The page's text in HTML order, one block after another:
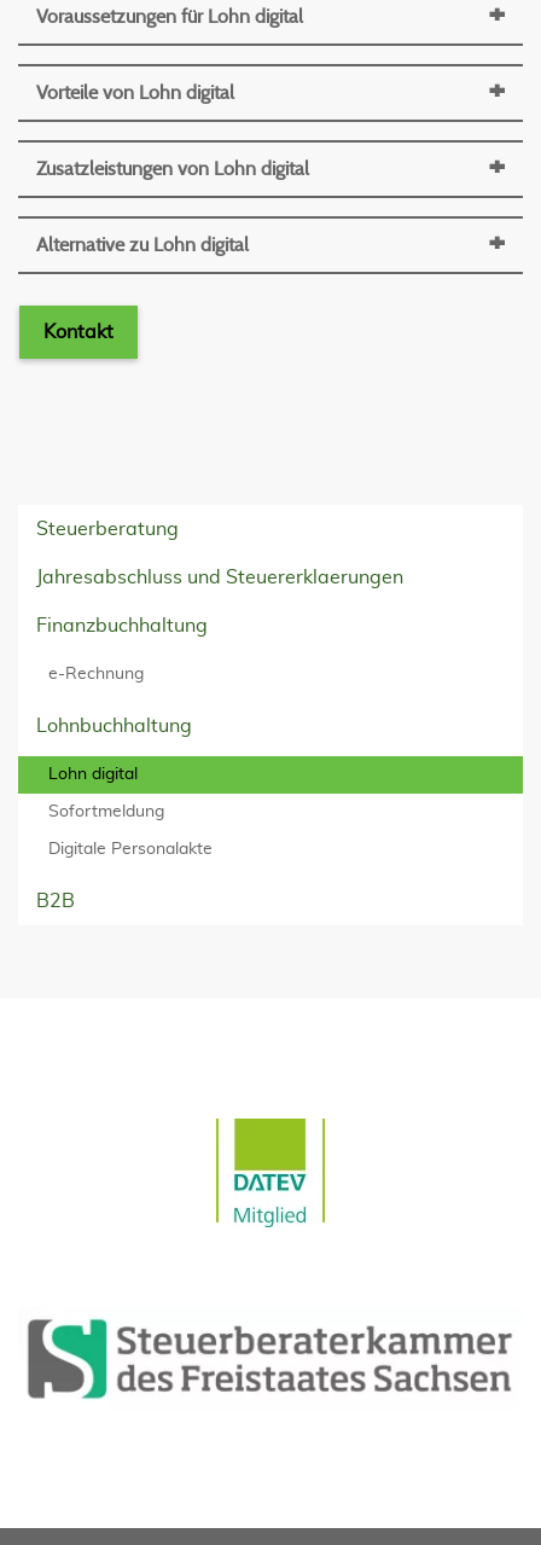
Voraussetzungen für Lohn digital
Vorteile von Lohn digital
Zusatzleistungen von Lohn digital
Alternative zu Lohn digital
Kontakt
Steuerberatung
Jahresabschluss und Steuererklaerungen
Finanzbuchhaltung
e-Rechnung
Lohnbuchhaltung
Lohn digital
Sofortmeldung
Digitale Personalakte
B2B